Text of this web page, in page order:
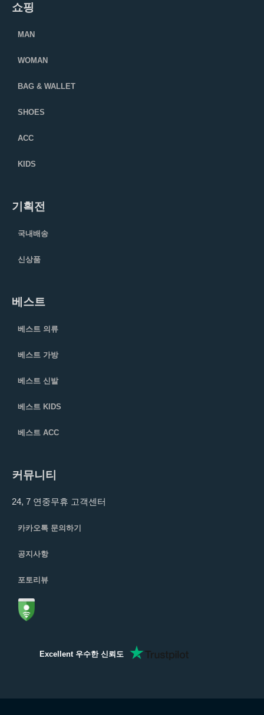
쇼핑
MAN
WOMAN
BAG & WALLET
SHOES
ACC
KIDS
기획전
국내배송
신상품
베스트
베스트 의류
베스트 가방
베스트 신발
베스트 KIDS
베스트 ACC
커뮤니티
24, 7 연중무휴 고객센터
카카오톡 문의하기
공지사항
포토리뷰
Excellent 우수한 신뢰도